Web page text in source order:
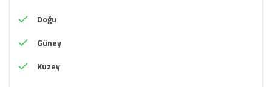
Doğu
Güney
Kuzey